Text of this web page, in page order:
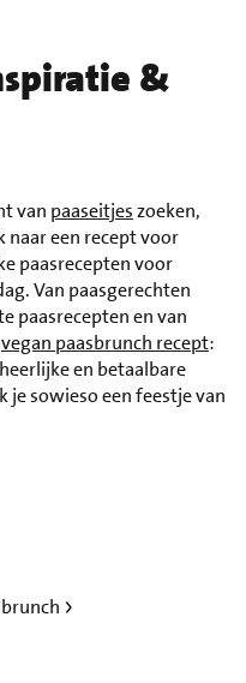
&
van paaseitjeszoeken,
naar een recept voor
paasrecepten voor
Van paasgerechten
paasrecepten en van
vegan paasbrunch recept:
en betaalbare
je sowieso een feestje van